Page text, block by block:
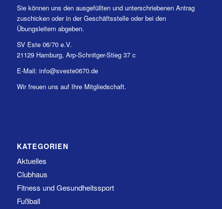
Sie können uns den ausgefüllten und unterschriebenen Antrag
zuschicken oder in der Geschäftsstelle oder bei den
Übungsleitern abgeben.
SV Este 06/70 e.V.
21129 Hamburg, Arp-Schnitger-Stieg 37 c
E-Mail: info@sveste0670.de
Wir freuen uns auf Ihre Mitgliedschaft.
KATEGORIEN
Aktuelles
Clubhaus
Fitness und Gesundheitssport
Fußball